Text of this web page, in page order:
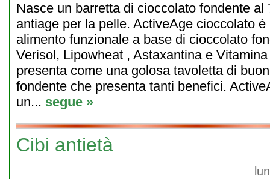
Nasce un barretta di cioccolato fondente
antiage per la pelle. ActiveAge cioccolato
alimento funzionale a base di cioccolato
Verisol, Lipowheat , Astaxantina e
presenta come una golosa tavoletta di
fondente che presenta tanti benefici.
un... segue »
Cibi antietà